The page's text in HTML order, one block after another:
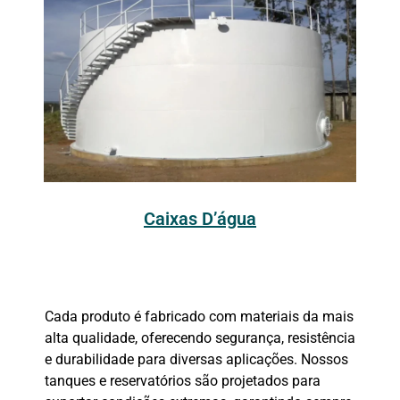
Caixas D’água
Cada produto é fabricado com materiais da mais
alta qualidade, oferecendo segurança, resistência
e durabilidade para diversas aplicações. Nossos
tanques e reservatórios são projetados para